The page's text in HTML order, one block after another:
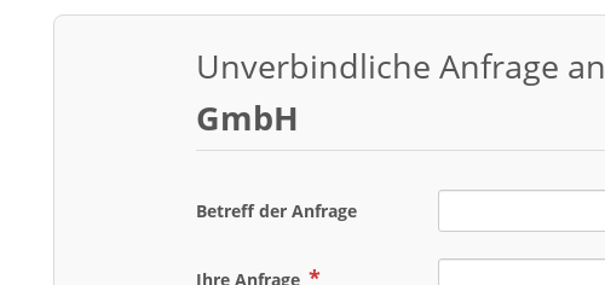
Unverbindliche Anfrage an
GmbH
Betreff der Anfrage
Ihre Anfrage